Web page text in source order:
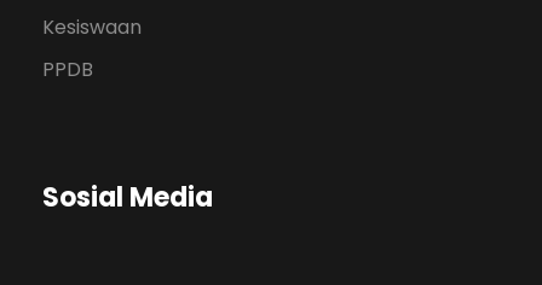
Kesiswaan
PPDB
Sosial Media